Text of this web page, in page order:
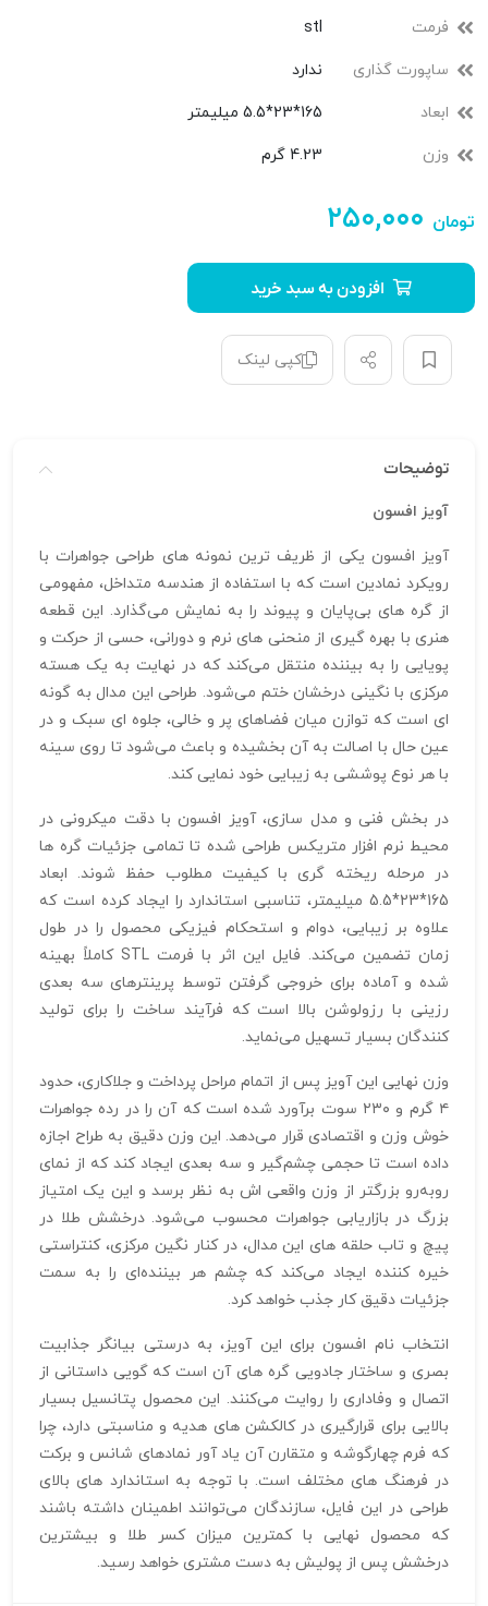
فرمت stl
ساپورت گذاری ندارد
ابعاد 165*23*5.5 میلیمتر
وزن 4.23 گرم
۲۵۰,۰۰۰ تومان
افزودن به سبد خرید
کپی لینک
توضیحات
آویز افسون
آویز افسون یکی از ظریف‌ ترین نمونه‌ های طراحی جواهرات با
رویکرد نمادین است که با استفاده از هندسه متداخل، مفهومی
از گره‌ های بی‌پایان و پیوند را به نمایش می‌گذارد. این قطعه
هنری با بهره‌ گیری از منحنی‌ های نرم و دورانی، حسی از حرکت و
پویایی را به بیننده منتقل می‌کند که در نهایت به یک هسته
مرکزی با نگینی درخشان ختم می‌شود. طراحی این مدال به گونه‌
ای است که توازن میان فضاهای پر و خالی، جلوه‌ ای سبک و در
عین حال با اصالت به آن بخشیده و باعث می‌شود تا روی سینه
با هر نوع پوششی به زیبایی خود نمایی کند.
در بخش فنی و مدل‌ سازی، آویز افسون با دقت میکرونی در
محیط نرم‌ افزار متریکس طراحی شده تا تمامی جزئیات گره‌ ها
در مرحله ریخته‌ گری با کیفیت مطلوب حفظ شوند. ابعاد
165*23*5.5 میلیمتر، تناسبی استاندارد را ایجاد کرده است که
علاوه بر زیبایی، دوام و استحکام فیزیکی محصول را در طول
زمان تضمین می‌کند. فایل این اثر با فرمت STL کاملاً بهینه
شده و آماده برای خروجی گرفتن توسط پرینترهای سه‌ بعدی
رزینی با رزولوشن بالا است که فرآیند ساخت را برای تولید
کنندگان بسیار تسهیل می‌نماید.
وزن نهایی این آویز پس از اتمام مراحل پرداخت و جلاکاری، حدود
۴ گرم و ۲۳۰ سوت برآورد شده است که آن را در رده جواهرات
خوش‌ وزن و اقتصادی قرار می‌دهد. این وزن دقیق به طراح اجازه
داده است تا حجمی چشم‌گیر و سه‌ بعدی ایجاد کند که از نمای
روبه‌رو بزرگتر از وزن واقعی‌ اش به نظر برسد و این یک امتیاز
بزرگ در بازاریابی جواهرات محسوب می‌شود. درخشش طلا در
پیچ و تاب حلقه‌ های این مدال، در کنار نگین مرکزی، کنتراستی
خیره‌ کننده ایجاد می‌کند که چشم هر بیننده‌ای را به سمت
جزئیات دقیق کار جذب خواهد کرد.
انتخاب نام افسون برای این آویز، به درستی بیانگر جذابیت
بصری و ساختار جادویی گره‌ های آن است که گویی داستانی از
اتصال و وفاداری را روایت می‌کنند. این محصول پتانسیل بسیار
بالایی برای قرارگیری در کالکشن‌ های هدیه و مناسبتی دارد، چرا
که فرم چهارگوشه و متقارن آن یاد آور نمادهای شانس و برکت
در فرهنگ‌ های مختلف است. با توجه به استاندارد های بالای
طراحی در این فایل، سازندگان می‌توانند اطمینان داشته باشند
که محصول نهایی با کمترین میزان کسر طلا و بیشترین
درخشش پس از پولیش به دست مشتری خواهد رسید.